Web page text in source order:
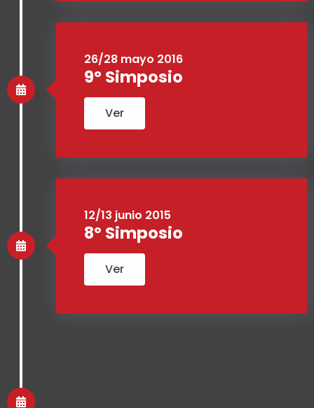
26/28 mayo 2016
9º Simposio
Ver
12/13 junio 2015
8º Simposio
Ver